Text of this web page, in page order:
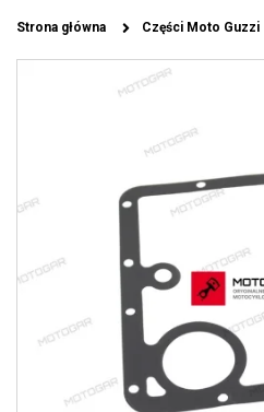
Strona główna Części Moto Guzzi